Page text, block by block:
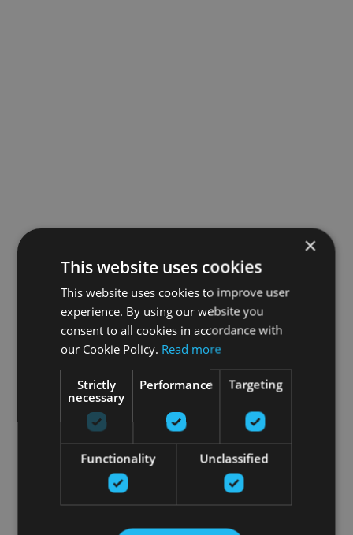
×
This website uses cookies
This website uses cookies to improve user
experience. By using our website you
consent to all cookies in accordance with
our Cookie Policy. Read more
Strictly
necessary
Performance Targeting
Functionality Unclassified